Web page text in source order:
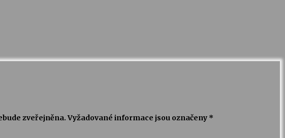
zveřejněna. Vyžadované informace jsou označeny *